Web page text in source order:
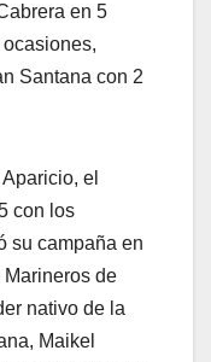
en 5
Santana con 2
el
con los
su campaña en
Marineros de
nativo de la
Maikel